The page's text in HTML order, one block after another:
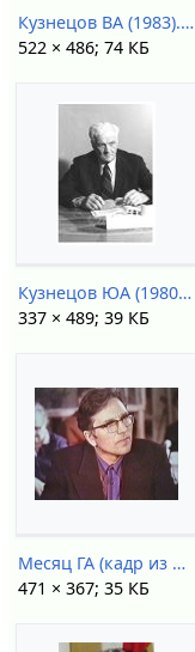
Кузнецов ВА (1983).jpg
522 × 486; 74 КБ
Кузнецов ЮА (1980).jpg
337 × 489; 39 КБ
Месяц ГА (кадр из кинохроники 1977) 1.jpg
471 × 367; 35 КБ